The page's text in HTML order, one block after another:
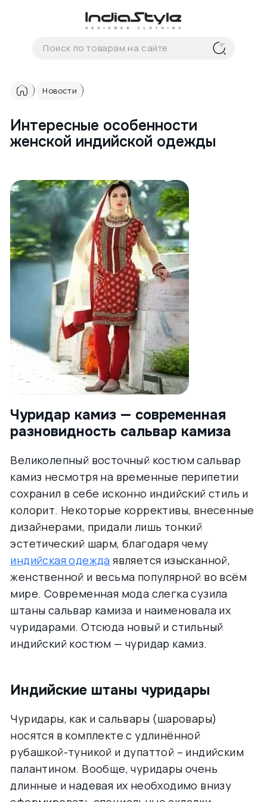
Корзина
В корзиненеттоваров
Корзина покупок пуста..
Новости
Интересные особенности
женской индийской одежды
Чуридар камиз — современная
разновидность сальвар камиза
Великолепный восточный костюм сальвар
камиз несмотря на временные перипетии
сохранил в себе исконно индийский стиль и
колорит. Некоторые коррективы, внесенные
дизайнерами, придали лишь тонкий
эстетический шарм, благодаря чему
индийская одежда является изысканной,
женственной и весьма популярной во всём
мире. Современная мода слегка сузила
штаны сальвар камиза и наименовала их
чуридарами. Отсюда новый и стильный
индийский костюм — чуридар камиз.
Индийские штаны чуридары
Чуридары, как и сальвары (шаровары)
носятся в комплекте с удлинённой
рубашкой-туникой и дупаттой – индийским
палантином. Вообще, чуридары очень
длинные и надевая их необходимо внизу